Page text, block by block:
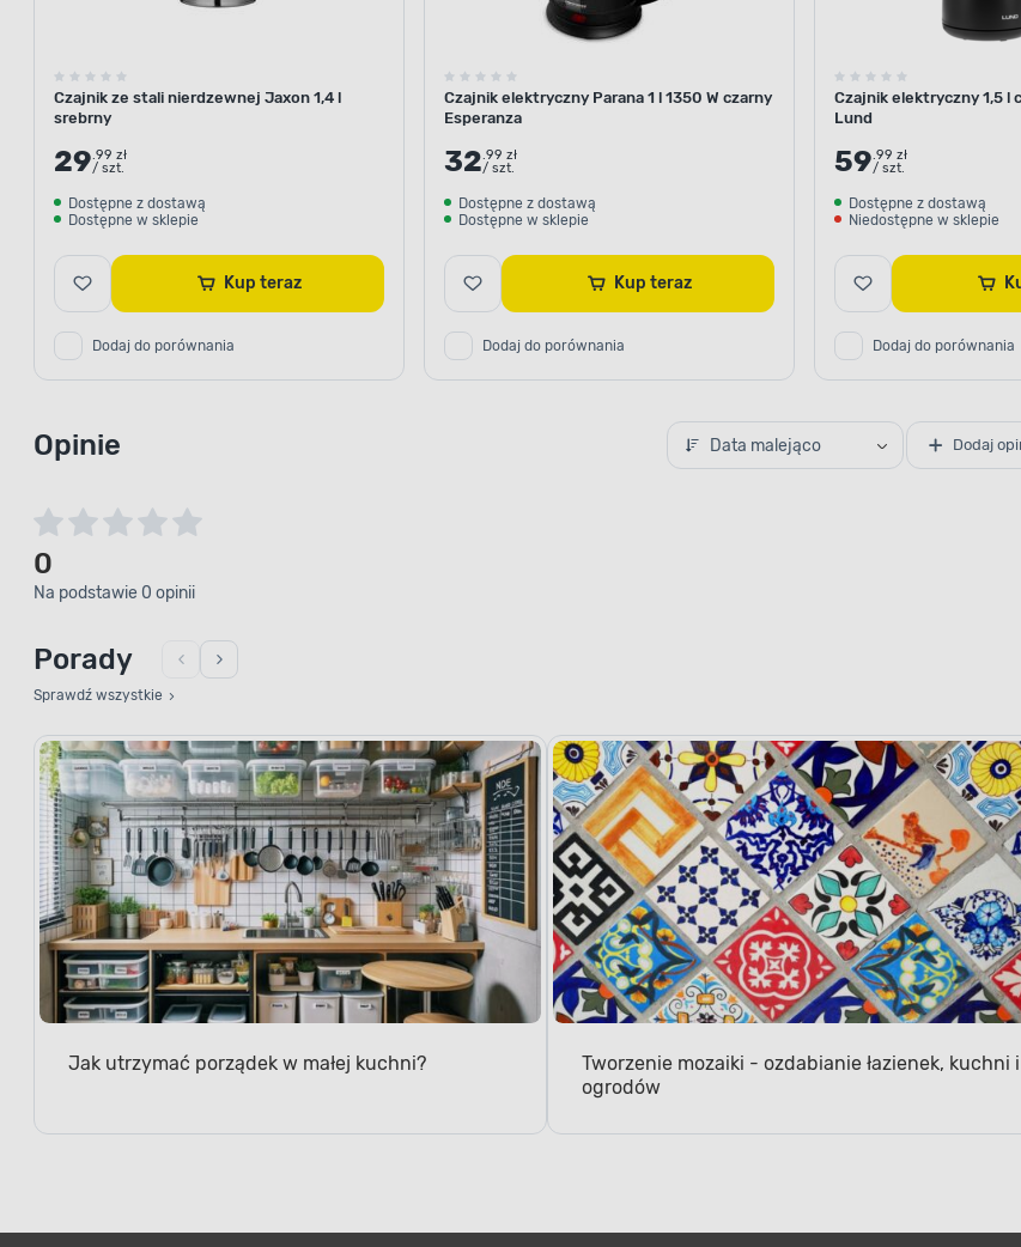
Czajnik ze stali nierdzewnej Jaxon 1,4 l
srebrny
29.99 zł
/ szt.
Dostępne z dostawą
Dostępne w sklepie
Kup teraz
Dodaj do porównania
Czajnik elektryczny Parana 1 l 1350 W czarny
Esperanza
32.99 zł
/ szt.
Dostępne z dostawą
Dostępne w sklepie
Kup teraz
Dodaj do porównania
Czajnik elektryczny 1,5 l
Lund
59.99 zł
/ szt.
Dostępne z dostawą
Niedostępne w sklepie
Dodaj do porównania
Opinie Data malejąco Dodaj
0
Na podstawie 0 opinii
Porady
Sprawdź wszystkie
Jak utrzymać porządek w małej kuchni?
Tworzenie mozaiki - ozdabianie łazienek, kuchni i
ogrodów